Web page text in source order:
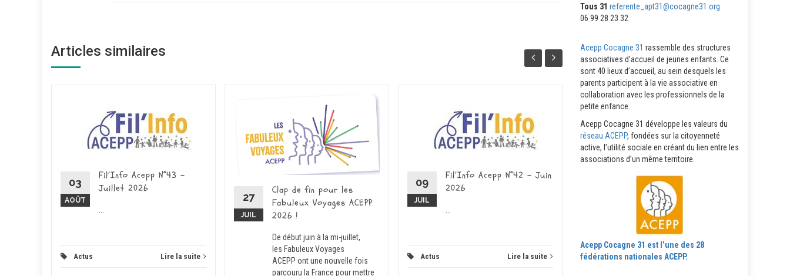
Articles similaires
03
AOÛT
Fil’Info Acepp N°43 –
Juillet 2026
...
Actus Lire la suite
27
JUIL
Clap de fin pour les
Fabuleux Voyages ACEPP
2026 !
De début juin à la mi-juillet,
les Fabuleux Voyages
ACEPP ont une nouvelle fois
parcouru la France pour mettre
09
JUIL
Fil’Info Acepp N°42 – Juin
2026
...
Actus Lire la suite
JUIN
Fil’Info Acepp N°41 – Mai
2026
N°...
Tous 31 referente_apt31@cocagne31.org
06 99 28 23 32
Acepp Cocagne 31 rassemble des structures
associatives d’accueil de jeunes enfants. Ce
sont 40 lieux d’accueil, au sein desquels les
parents participent à la vie associative en
collaboration avec les professionnels de la
petite enfance.
Acepp Cocagne 31 développe les valeurs du
réseau ACEPP, fondées sur la citoyenneté
active, l’utilité sociale en créant du lien entre les
associations d’un même territoire.
Acepp Cocagne 31 est l’une des 28
fédérations nationales ACEPP.